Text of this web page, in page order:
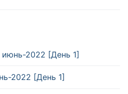
июнь-2022 [День 1]
2022 [День 1]